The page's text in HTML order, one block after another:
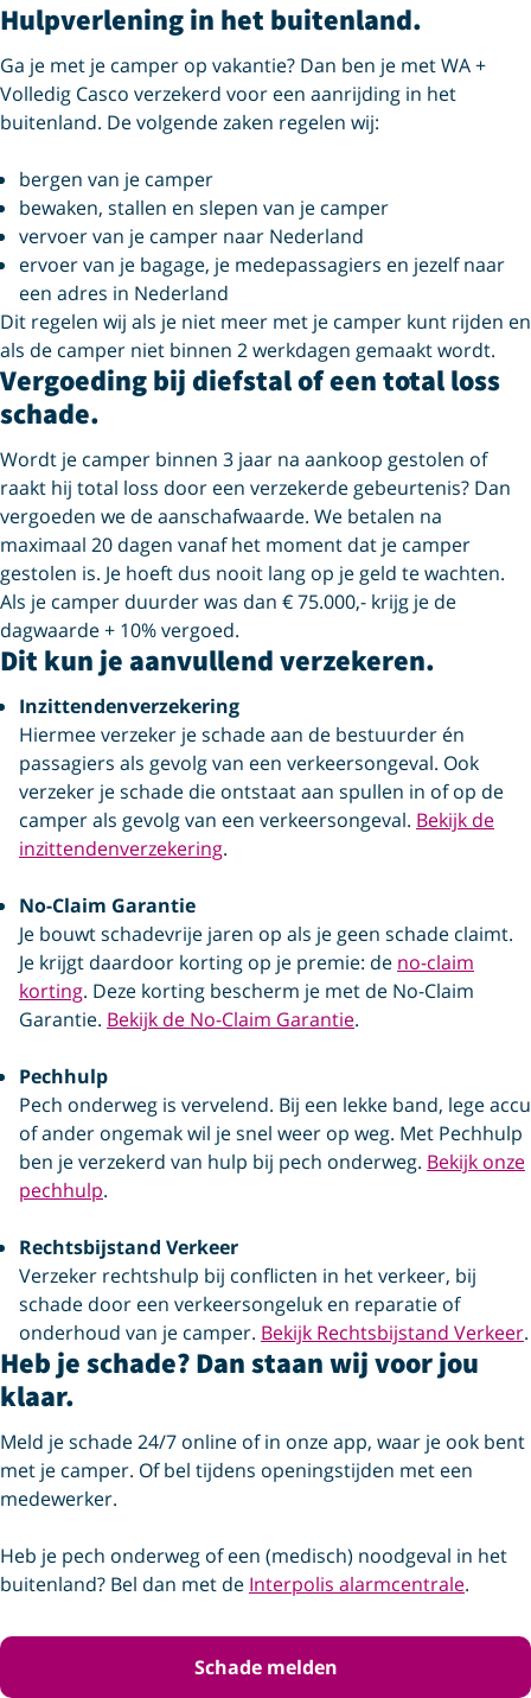
Hulpverlening in het buitenland.
Ga je met je camper op vakantie? Dan ben je met WA +
Volledig Casco verzekerd voor een aanrijding in het
buitenland. De volgende zaken regelen wij:
bergen van je camper
bewaken, stallen en slepen van je camper
vervoer van je camper naar Nederland
ervoer van je bagage, je medepassagiers en jezelf naar
een adres in Nederland
Dit regelen wij als je niet meer met je camper kunt rijden en
als de camper niet binnen 2 werkdagen gemaakt wordt.
Vergoeding bij diefstal of een total loss
schade.
Wordt je camper binnen 3 jaar na aankoop gestolen of
raakt hij total loss door een verzekerde gebeurtenis? Dan
vergoeden we de aanschafwaarde. We betalen na
maximaal 20 dagen vanaf het moment dat je camper
gestolen is. Je hoeft dus nooit lang op je geld te wachten.
Als je camper duurder was dan € 75.000,- krijg je de
dagwaarde + 10% vergoed.
Dit kun je aanvullend verzekeren.
Inzittendenverzekering
Hiermee verzeker je schade aan de bestuurder én
passagiers als gevolg van een verkeersongeval. Ook
verzeker je schade die ontstaat aan spullen in of op de
camper als gevolg van een verkeersongeval. Bekijk de
inzittendenverzekering.
No-Claim Garantie
Je bouwt schadevrije jaren op als je geen schade claimt.
Je krijgt daardoor korting op je premie: de no-claim
korting. Deze korting bescherm je met de No-Claim
Garantie. Bekijk de No-Claim Garantie.
Pechhulp
Pech onderweg is vervelend. Bij een lekke band, lege accu
of ander ongemak wil je snel weer op weg. Met Pechhulp
ben je verzekerd van hulp bij pech onderweg. Bekijk onze
pechhulp.
Rechtsbijstand Verkeer
Verzeker rechtshulp bij conflicten in het verkeer, bij
schade door een verkeersongeluk en reparatie of
onderhoud van je camper. Bekijk Rechtsbijstand Verkeer.
Heb je schade? Dan staan wij voor jou
klaar.
Meld je schade 24/7 online of in onze app, waar je ook bent
met je camper. Of bel tijdens openingstijden met een
medewerker.
Heb je pech onderweg of een (medisch) noodgeval in het
buitenland? Bel dan met de Interpolis alarmcentrale.
Schade melden